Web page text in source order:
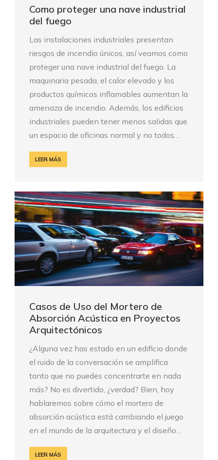
Como proteger una nave industrial
del fuego
Las instalaciones industriales presentan
riesgos de incendio únicos, así veamos como
proteger una nave industrial del fuego. La
maquinaria pesada, el calor elevado y los
productos químicos inflamables aumentan la
amenaza de incendio. Además, los edificios
industriales pueden tener menos salidas que
un espacio de oficinas normal y no todos…
LEER MÁS
Casos de Uso del Mortero de
Absorción Acústica en Proyectos
Arquitectónicos
¿Alguna vez has estado en un edificio donde
el ruido de la conversación se amplifica
tanto que no puedes concentrarte en nada
más? No es divertido, ¿verdad? Bien, hoy
hablaremos sobre cómo el mortero de
absorción acústica está cambiando el juego
en el mundo de la arquitectura y el diseño…
LEER MÁS